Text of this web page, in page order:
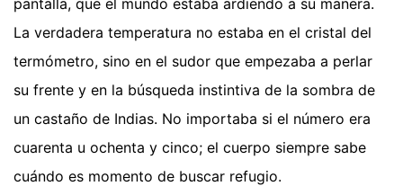
La verdadera temperatura no estaba en el cristal del
termómetro, sino en el sudor que empezaba a perlar
su frente y en la búsqueda instintiva de la sombra de
un castaño de Indias. No importaba si el número era
cuarenta u ochenta y cinco; el cuerpo siempre sabe
cuándo es momento de buscar refugio.